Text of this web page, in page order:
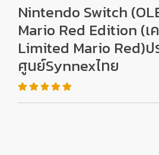
Nintendo Switch
Mario Red Edition (เ
Limited Mario Red)ป
ศูนย์Synnexไทย